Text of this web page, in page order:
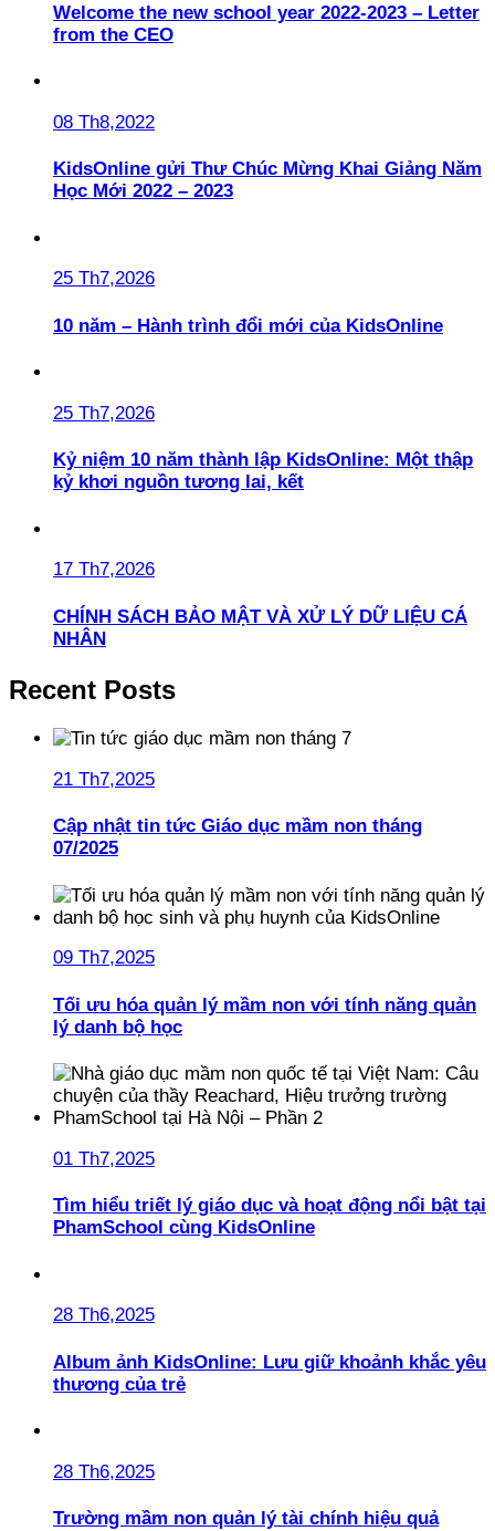
Welcome the new school year 2022-2023 – Letter
from the CEO
08 Th8,2022
KidsOnline gửi Thư Chúc Mừng Khai Giảng Năm
Học Mới 2022 – 2023
25 Th7,2026
10 năm – Hành trình đổi mới của KidsOnline
25 Th7,2026
Kỷ niệm 10 năm thành lập KidsOnline: Một thập
kỷ khơi nguồn tương lai, kết
17 Th7,2026
CHÍNH SÁCH BẢO MẬT VÀ XỬ LÝ DỮ LIỆU CÁ
NHÂN
Recent Posts
21 Th7,2025
Cập nhật tin tức Giáo dục mầm non tháng
07/2025
09 Th7,2025
Tối ưu hóa quản lý mầm non với tính năng quản
lý danh bộ học
01 Th7,2025
Tìm hiểu triết lý giáo dục và hoạt động nổi bật tại
PhamSchool cùng KidsOnline
28 Th6,2025
Album ảnh KidsOnline: Lưu giữ khoảnh khắc yêu
thương của trẻ
28 Th6,2025
Trường mầm non quản lý tài chính hiệu quả